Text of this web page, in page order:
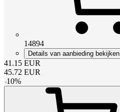
14894
Details van aanbieding bekijken
41.15 EUR
45.72 EUR
-10%